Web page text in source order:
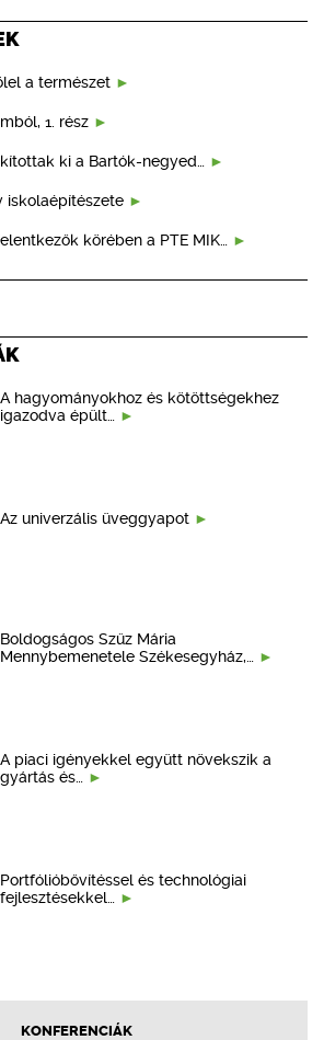
a természet
1. rész
ki a Bartók-negyed…
iskolaépítészete
körében a PTE MIK…
A hagyományokhoz és kötöttségekhez
igazodva épült…
Az univerzális üveggyapot
Boldogságos Szűz Mária
Mennybemenetele Székesegyház,…
A piaci igényekkel együtt növekszik a
gyártás és…
Portfólióbővítéssel és technológiai
fejlesztésekkel…
KONFERENCIÁK